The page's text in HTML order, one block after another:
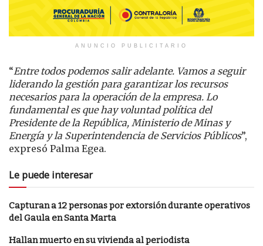
ANUNCIO PUBLICITARIO
“Entre todos podemos salir adelante. Vamos a seguir
liderando la gestión para garantizar los recursos
necesarios para la operación de la empresa. Lo
fundamental es que hay voluntad política del
Presidente de la República, Ministerio de Minas y
Energía y la Superintendencia de Servicios Públicos”,
expresó Palma Egea.
Le puede interesar
Capturan a 12 personas por extorsión durante operativos
del Gaula en Santa Marta
Hallan muerto en su vivienda al periodista